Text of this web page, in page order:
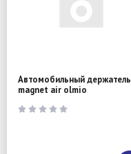
Автомобильный держатель
magnet air olmio